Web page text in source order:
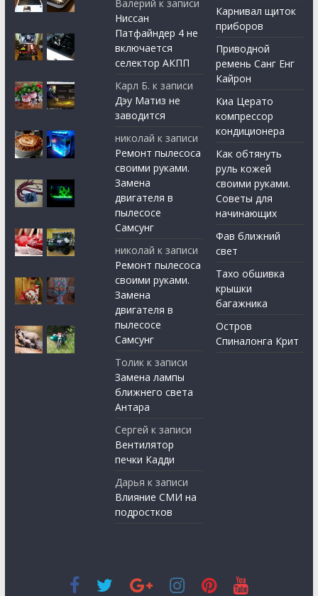
Валерий к записи
Ниссан
Патфайндер 4 не
включается
селектор АКПП
Карл Б. к записи
Дэу Матиз не
заводится
николай к записи
Ремонт пылесоса
своими руками.
Замена
двигателя в
пылесосе
Самсунг
николай к записи
Ремонт пылесоса
своими руками.
Замена
двигателя в
пылесосе
Самсунг
Толик к записи
Замена лампы
ближнего света
Антара
Сергей к записи
Вентилятор
печки Кадди
Дарья к записи
Влияние СМИ на
подростков
Карнивал щиток
приборов
Приводной
ремень Санг Енг
Кайрон
Киа Церато
компрессор
кондиционера
Как обтянуть
руль кожей
своими руками.
Советы для
начинающих
Фав ближний
свет
Тахо обшивка
крышки
багажника
Остров
Спиналонга Крит